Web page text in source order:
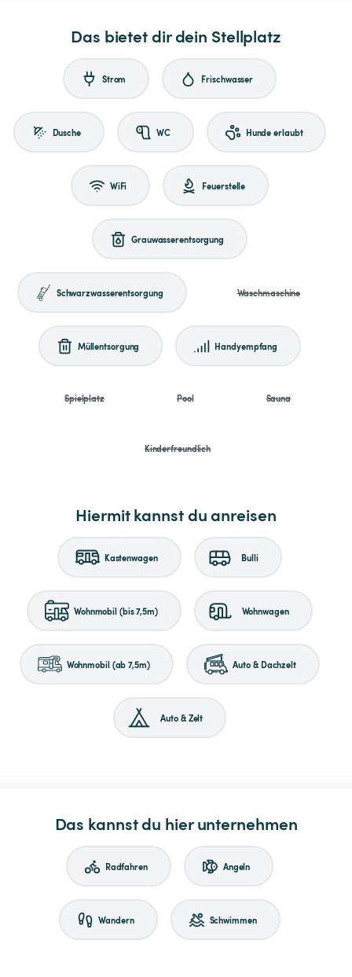
Das bietet dir dein Stellplatz
Strom Frischwasser
Dusche WC Hunde erlaubt
WiFi Feuerstelle
Grauwasserentsorgung
Schwarzwasserentsorgung Waschmaschine
Müllentsorgung Handyempfang
Spielplatz Pool Sauna
Kinderfreundlich
Hiermit kannst du anreisen
Kastenwagen Bulli
Wohnmobil (bis 7,5m) Wohnwagen
Wohnmobil (ab 7,5m) Auto & Dachzelt
Auto & Zelt
Das kannst du hier unternehmen
Radfahren Angeln
Wandern Schwimmen